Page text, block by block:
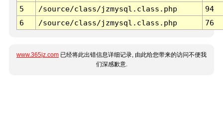
5
/source/class/jzmysql.class.php
94
6
/source/class/jzmysql.class.php 76
www.365jz.com 已经将此出错信息详细记录, 由此给您带来的访问不便我
们深感歉意.